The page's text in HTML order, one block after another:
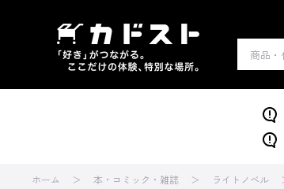
ホーム 本・コミック・雑誌 ライトノベル